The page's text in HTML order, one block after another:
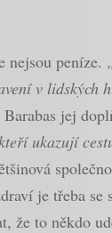
nejsou peníze.
v lidských
jej
ukazují
je třeba se
že to někdo